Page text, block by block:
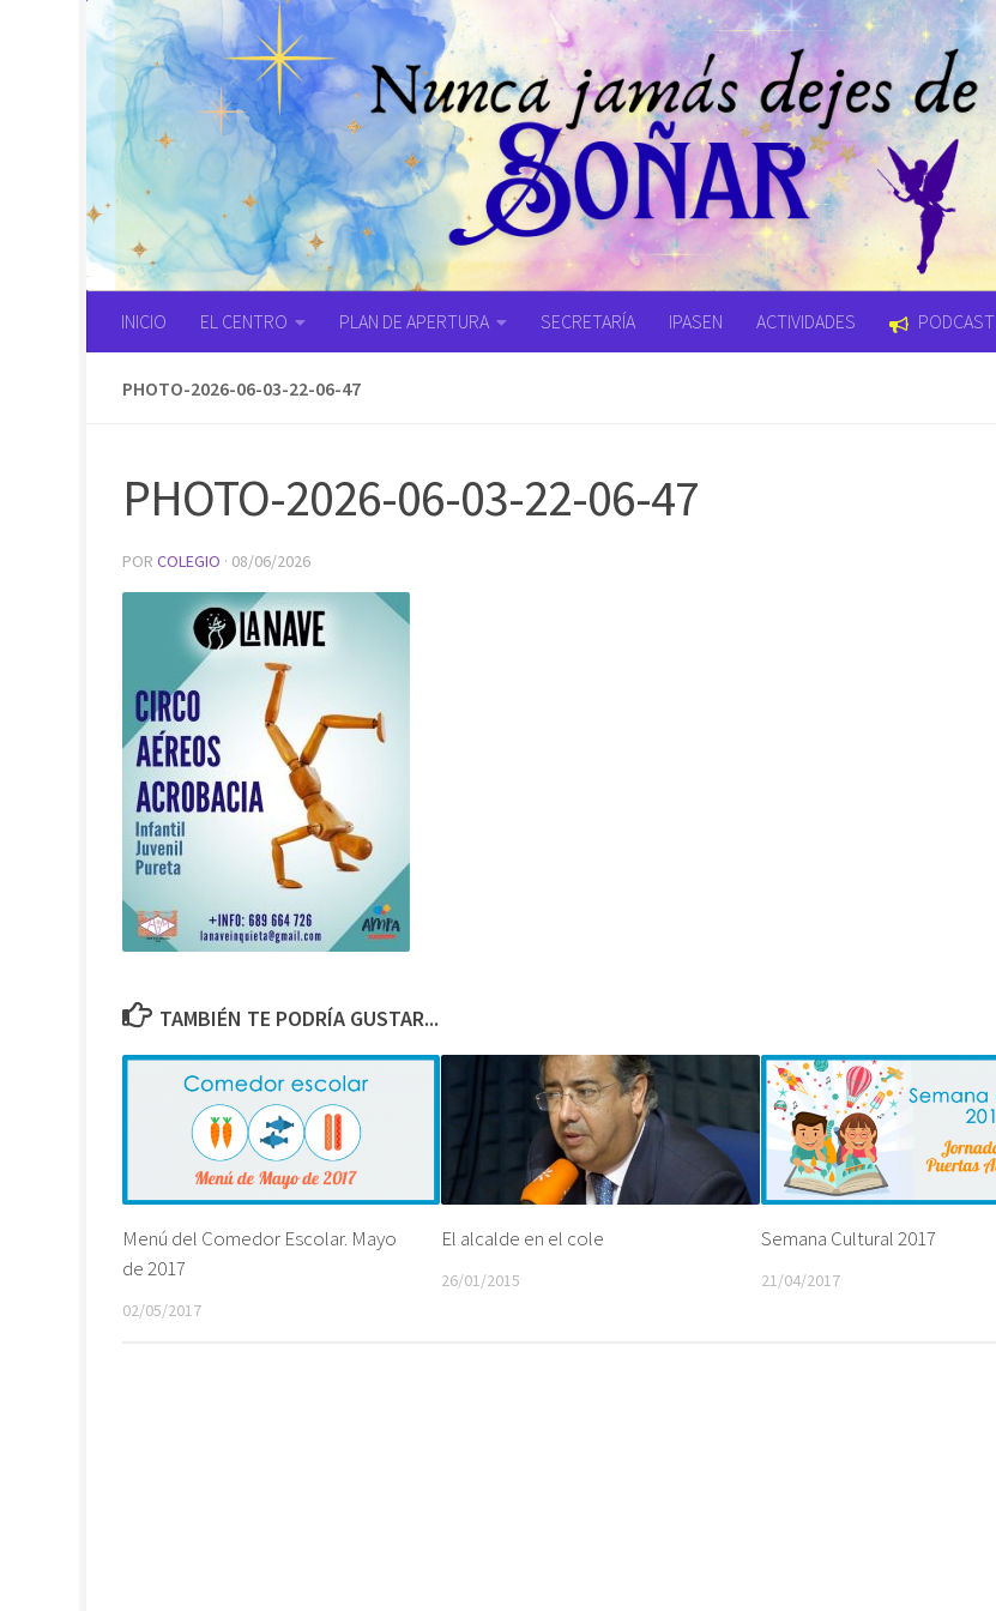
Saltar al contenido
INICIO EL CENTRO PLAN DE APERTURA SECRETARÍA IPASEN ACTIVIDADES PODCAST
PHOTO-2026-06-03-22-06-47
PHOTO-2026-06-03-22-06-47
POR COLEGIO · 08/06/2026
TAMBIÉN TE PODRÍA GUSTAR...
Menú del Comedor Escolar. Mayo
de 2017
02/05/2017
El alcalde en el cole
26/01/2015
Semana Cultural 2017
21/04/2017